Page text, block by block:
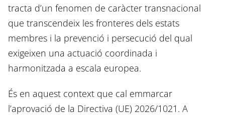
tracta d’un fenomen de caràcter transnacional
que transcendeix les fronteres dels estats
membres i la prevenció i persecució del qual
exigeixen una actuació coordinada i
harmonitzada a escala europea.
És en aquest context que cal emmarcar
l’aprovació de la Directiva (UE) 2026/1021. A